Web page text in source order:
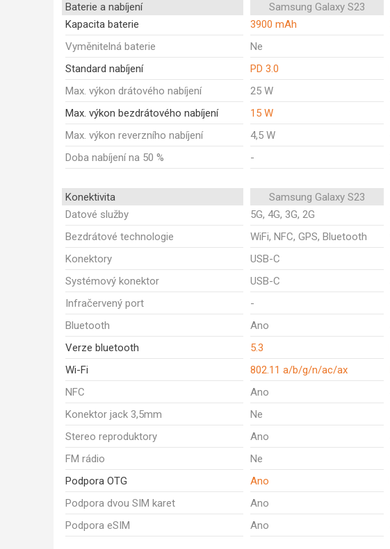
Baterie a nabíjení Samsung Galaxy S23
Kapacita baterie
3900 mAh
Vyměnitelná baterie
Ne
Standard nabíjení
PD 3.0
Max. výkon drátového nabíjení
25 W
Max. výkon bezdrátového nabíjení
15 W
Max. výkon reverzního nabíjení
4,5 W
Doba nabíjení na 50 %
-
Konektivita Samsung Galaxy S23
Datové služby
5G, 4G, 3G, 2G
Bezdrátové technologie
WiFi, NFC, GPS, Bluetooth
Konektory
USB-C
Systémový konektor
USB-C
Infračervený port
-
Bluetooth
Ano
Verze bluetooth
5.3
Wi-Fi
802.11 a/b/g/n/ac/ax
NFC
Ano
Konektor jack 3,5mm
Ne
Stereo reproduktory
Ano
FM rádio
Ne
Podpora OTG
Ano
Podpora dvou SIM karet
Ano
Podpora eSIM
Ano